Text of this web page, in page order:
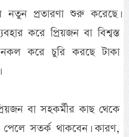
নতুন প্রতারণা শুরু করেছে।
করে প্রিয়জন বা বিশ্বস্ত
নকল করে চুরি করছে টাকা
বা সহকর্মীর কাছ থেকে
সতর্ক থাকবেন। কারণ,